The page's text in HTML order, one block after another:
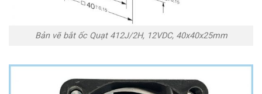
Bản vẽ bắt ốc Quạt 412J/2H, 12VDC, 40x40x25mm